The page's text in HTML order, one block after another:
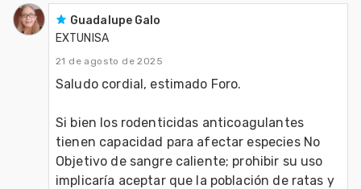
Guadalupe Galo
EXTUNISA
21 de agosto de 2025
Saludo cordial, estimado Foro.
Si bien los rodenticidas anticoagulantes
tienen capacidad para afectar especies No
Objetivo de sangre caliente; prohibir su uso
implicaría aceptar que la población de ratas y